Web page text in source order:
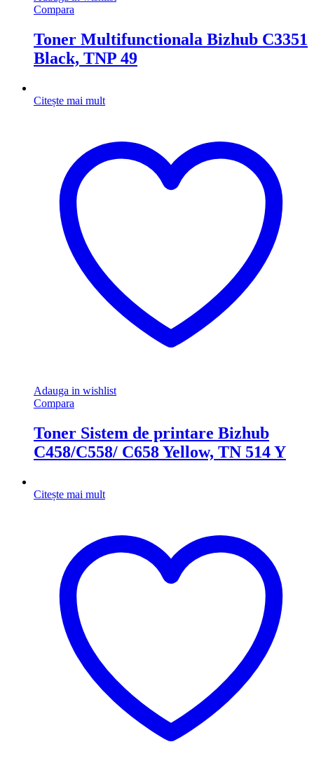
Compara
Toner Multifunctionala Bizhub C3351
Black, TNP 49
Citește mai mult
Adauga in wishlist
Compara
Toner Sistem de printare Bizhub
C458/C558/ C658 Yellow, TN 514 Y
Citește mai mult